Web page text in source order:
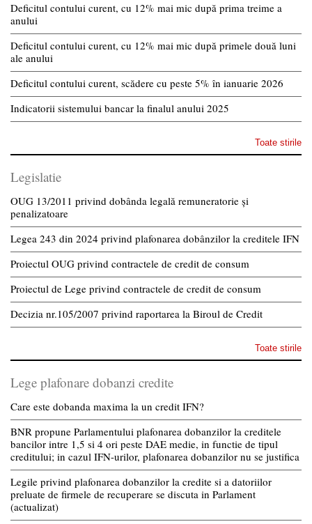
Deficitul contului curent, cu 12% mai mic după prima treime a
anului
Deficitul contului curent, cu 12% mai mic după primele două luni
ale anului
Deficitul contului curent, scădere cu peste 5% în ianuarie 2026
Indicatorii sistemului bancar la finalul anului 2025
Toate stirile
Legislatie
OUG 13/2011 privind dobânda legală remuneratorie și
penalizatoare
Legea 243 din 2024 privind plafonarea dobânzilor la creditele IFN
Proiectul OUG privind contractele de credit de consum
Proiectul de Lege privind contractele de credit de consum
Decizia nr.105/2007 privind raportarea la Biroul de Credit
Toate stirile
Lege plafonare dobanzi credite
Care este dobanda maxima la un credit IFN?
BNR propune Parlamentului plafonarea dobanzilor la creditele
bancilor intre 1,5 si 4 ori peste DAE medie, in functie de tipul
creditului; in cazul IFN-urilor, plafonarea dobanzilor nu se justifica
Legile privind plafonarea dobanzilor la credite si a datoriilor
preluate de firmele de recuperare se discuta in Parlament
(actualizat)